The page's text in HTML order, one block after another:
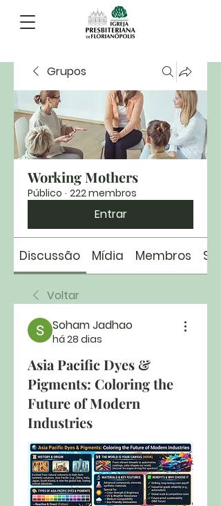
Grupos
Working Mothers
Público · 222 membros
Entrar
Discussão Mídia Membros
Voltar
Soham Jadhao
há 28 dias
Asia Pacific Dyes &
Pigments: Coloring the
Future of Modern
Industries